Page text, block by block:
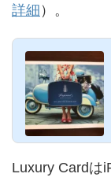
詳細 ）。
Luxury Cardは